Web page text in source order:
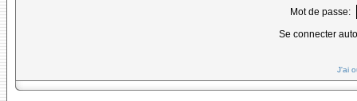
Mot de passe:
Se connecter
J'ai